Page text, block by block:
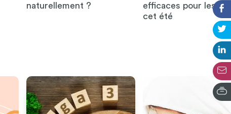
naturellement ?
efficaces pour les
cet été